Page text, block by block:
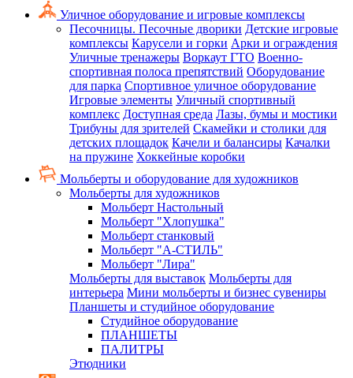
Уличное оборудование и игровые комплексы
Песочницы. Песочные дворики Детские игровые
комплексы Карусели и горки Арки и ограждения
Уличные тренажеры Воркаут ГТО Военно-
спортивная полоса препятствий Оборудование
для парка Спортивное уличное оборудование
Игровые элементы Уличный спортивный
комплекс Доступная среда Лазы, бумы и мостики
Трибуны для зрителей Скамейки и столики для
детских площадок Качели и балансиры Качалки
на пружине Хоккейные коробки
Мольберты и оборудование для художников
Мольберты для художников
Мольберт Настольный
Мольберт "Хлопушка"
Мольберт станковый
Мольберт "А-СТИЛЬ"
Мольберт "Лира"
Мольберты для выставок Мольберты для
интерьера Мини мольберты и бизнес сувениры
Планшеты и студийное оборудование
Студийное оборудование
ПЛАНШЕТЫ
ПАЛИТРЫ
Этюдники